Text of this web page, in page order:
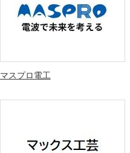
マスプロ電工